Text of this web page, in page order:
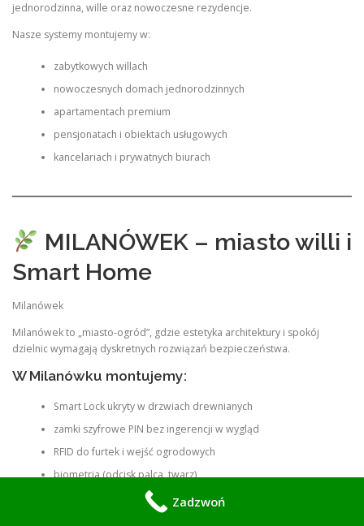
jednorodzinna, wille oraz nowoczesne rezydencje.
Nasze systemy montujemy w:
zabytkowych willach
nowoczesnych domach jednorodzinnych
apartamentach premium
pensjonatach i obiektach usługowych
kancelariach i prywatnych biurach
MILANÓWEK – miasto willi i
Smart Home
Milanówek
Milanówek to „miasto-ogród”, gdzie estetyka architektury i spokój
dzielnic wymagają dyskretnych rozwiązań bezpieczeństwa.
W Milanówku montujemy:
Smart Lock ukryty w drzwiach drewnianych
zamki szyfrowe PIN bez ingerencji w wygląd
RFID do furtek i wejść ogrodowych
biometria (odcisk palca, twarz)
systemy Smart Home i integracje
Zadzwoń